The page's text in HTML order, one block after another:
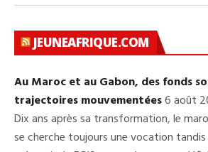
JEUNEAFRIQUE.COM
Au Maroc et au Gabon, des fonds
trajectoires mouvementées6 août
Dix ans après sa transformation, le
se cherche toujours une vocation